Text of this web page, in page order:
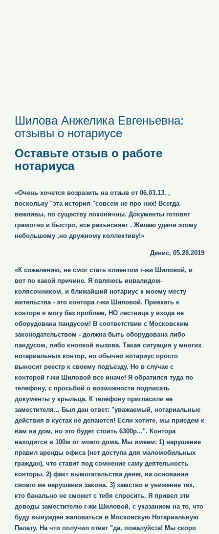
Шилова Анжелика Евгеньевна:
отзывы о нотариусе
Оставьте отзыв о работе
нотариуса
«Очень хочется возразить на отзыв от 06.03.13. ,
поскольку "эта история "совсем не про них! Всегда
вежливы, по существу локоничны. Документы готовят
грамотно и быстро, все разъясняет . Желаю удачи этому
небольшому ,но дружному коллективу!»
Денис, 05.28.2019
«К сожалению, не смог стать клиентом г-жи Шиловой, и
вот по какой причине. Я являюсь инвалидом-
колясочником, и ближайший нотариус к моему месту
жительства - это контора г-жи Шиловой. Приехать к
конторе я могу без проблем, НО лестница у входа не
оборудована пандусом! В соответствии с Московским
законодательством - должна быть оборудована либо
пандусом, либо кнопкой вызова. Такая ситуация у многих
нотариальных контор, но обычно нотариус просто
выносит реестр к своему подъезду. Но в случае с
конторой г-жи Шиловой все иначе! Я обратился туда по
телефону, с просьбой о возможности подписать
документы у крыльца. К телефону пригласили ее
заместителя... Был дан ответ: "уважаемый, нотариальные
действия в кустах не делаются! Если хотите, мы приедем к
вам на дом, но это будет стоить 6300р...". Контора
находится в 100м от моего дома. Мы имеем: 1) нарушение
правил аренды офиса (нет доступа для маломобильных
граждан), что ставит под сомнение саму деятельность
конторы. 2) факт вымогательства денег, на основании
своего же нарушения закона. 3) хамство и унижение тех,
кто банально не сможет с тебя спросить. Я привел эти
доводы заместителю г-жи Шиловой, с указанием на то, что
буду вынужден жаловаться в Московскую Нотариальную
Палату. На что получил ответ "да, пожалуйста! Мы скоро